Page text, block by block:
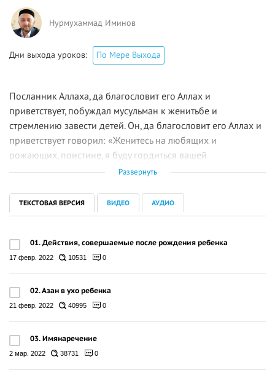
Нурмухаммад Иминов
Дни выхода уроков: По Мере Выхода
Посланник Аллаха, да благословит его Аллах и
приветствует, побуждал мусульман к женитьбе и
стремлению завести детей. Он, да благословит его Аллах и
приветствует говорил: «Женитесь на любящих и
рожающих, поистине, я буду гордиться вашей
многочисленностью перед другими общинами!» (Абу
связанных с рождением ребенка. В связи с этим мы
начинаем цикл уроков, посвященный этой теме.
Развернуть
ТЕКСТОВАЯ ВЕРСИЯ ВИДЕО АУДИО
01. Действия, совершаемые после рождения ребенка
17 февр. 2022 10531 0
02. Азан в ухо ребенка
21 февр. 2022 40995 0
03. Имянаречение
2 мар. 2022 38731 0